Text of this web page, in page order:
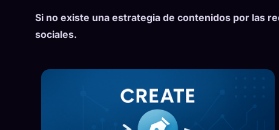
Si no existe una estrategia de contenidos por las
sociales.